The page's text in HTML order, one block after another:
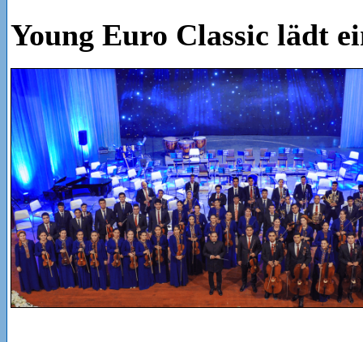
Young Euro Classic lädt